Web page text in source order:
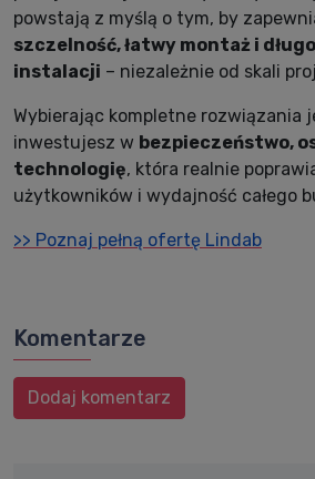
powstają z myślą o tym, by
szczelność, łatwy montaż i
instalacji – niezależnie od skali
Wybierając kompletne rozwiązania
inwestujesz w bezpieczeństwo,
technologię, która realnie
użytkowników i wydajność całego
>> Poznaj pełną ofertę Lindab
Komentarze
Dodaj komentarz